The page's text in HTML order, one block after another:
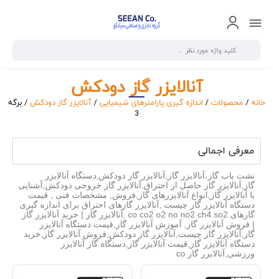
آنالایزر گاز دودکش
خانه / محصولات / اندازه گیری پارامترهای شیمیایی / آنالایزر گاز دودکش / برگه
3
معرفی اجمالی
نشت یاب گاز،آنالایزر گاز,آنالایزر گاز دودکش,دستگاه آنالایزر
گاز,آنالایزر گاز حاصل از احتراق,آنالایزر گاز خروجی دودکش,آشنایی
با آنالایزر گاز,انواع آنالایزرهای گاز,فروش, مشخصات فنی , قیمت
دستگاه آنالایزر گاز چیست ,آنالایزر گازهای احتراق برای اندازه گیری
گازهای co co2 o2 no no2 ch4 so2 ,آنالایزر گاز | خرید آنالایزر گاز
| فروش آنالایزر گاز, آموزش آنالایزر گاز,قیمت دستگاه آنالایزر
گاز,آنالایزر گاز چیست,آنالایزر گاز دودکش,فروش آنالایزر گاز,خرید
دستگاه آنالایزر گاز,قیمت آنالایزر گاز,دستگاه گاز آنالایزر
ورزشی,آنالایزر گاز co